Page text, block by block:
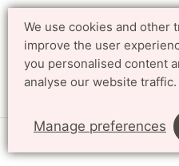
We use cookies and other
improve the user
you personalised content
analyse our website traffic.
Manage preferences
Start Article